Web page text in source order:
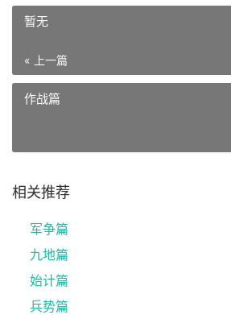
暂无
« 上一篇
作战篇
相关推荐
军争篇
九地篇
始计篇
兵势篇